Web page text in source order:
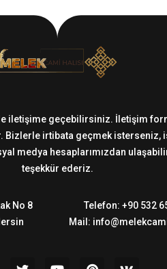
iletişime geçebilirsiniz. İletişim
Bizlerle irtibata geçmek
medya hesaplarımızdan
teşekkür ederiz.
No 8
Telefon: +90 532
Mail: